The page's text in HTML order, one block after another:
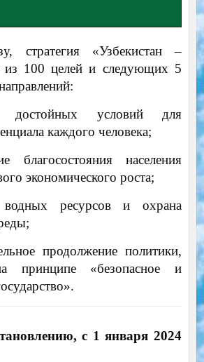
стратегия «Узбекистан –
из 100 целей и следующих 5
условий для
каждого человека;
благосостояния населения
экономического роста;
ресурсов и охрана
продолжение политики,
принципе «безопасное и
с 1 января 2024